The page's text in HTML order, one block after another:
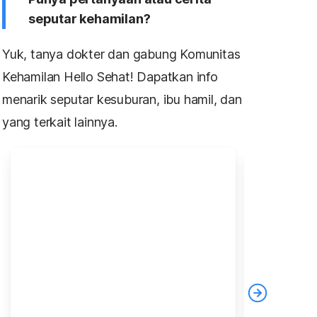
seputar kehamilan?
Yuk, tanya dokter dan gabung Komunitas
Kehamilan Hello Sehat! Dapatkan info
menarik seputar kesuburan, ibu hamil, dan
yang terkait lainnya.